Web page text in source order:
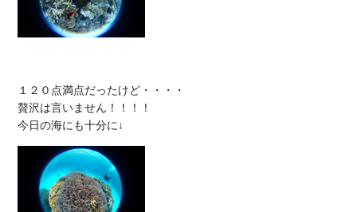
１２０点満点だったけど・・・・
贅沢は言いません！！！！